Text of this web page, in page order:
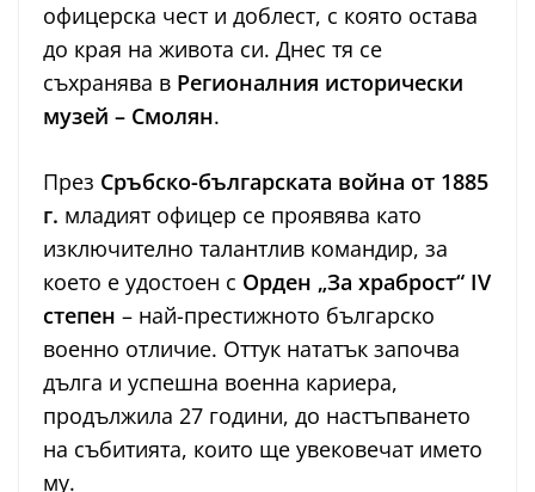
офицерска чест и доблест, с която остава
до края на живота си. Днес тя се
съхранява в Регионалния исторически
музей – Смолян.
През Сръбско-българската война от 1885
г. младият офицер се проявява като
изключително талантлив командир, за
което е удостоен с Орден „За храброст“ IV
степен – най-престижното българско
военно отличие. Оттук нататък започва
дълга и успешна военна кариера,
продължила 27 години, до настъпването
на събитията, които ще увековечат името
му.